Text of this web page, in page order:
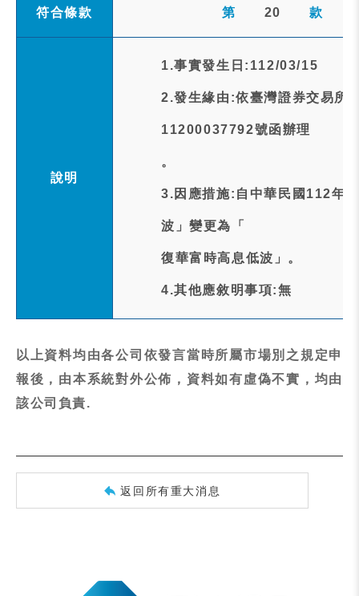
符合條款 第 20 款
說明
1.事實發生日:112/03/15
2.發生緣由:依臺灣證券交易所
11200037792號函辦理
。
3.因應措施:自中華民國112年
波」變更為「
復華富時高息低波」。
4.其他應敘明事項:無
以上資料均由各公司依發言當時所屬市場別之規定申
報後，由本系統對外公佈，資料如有虛偽不實，均由
該公司負責.
返回所有重大消息